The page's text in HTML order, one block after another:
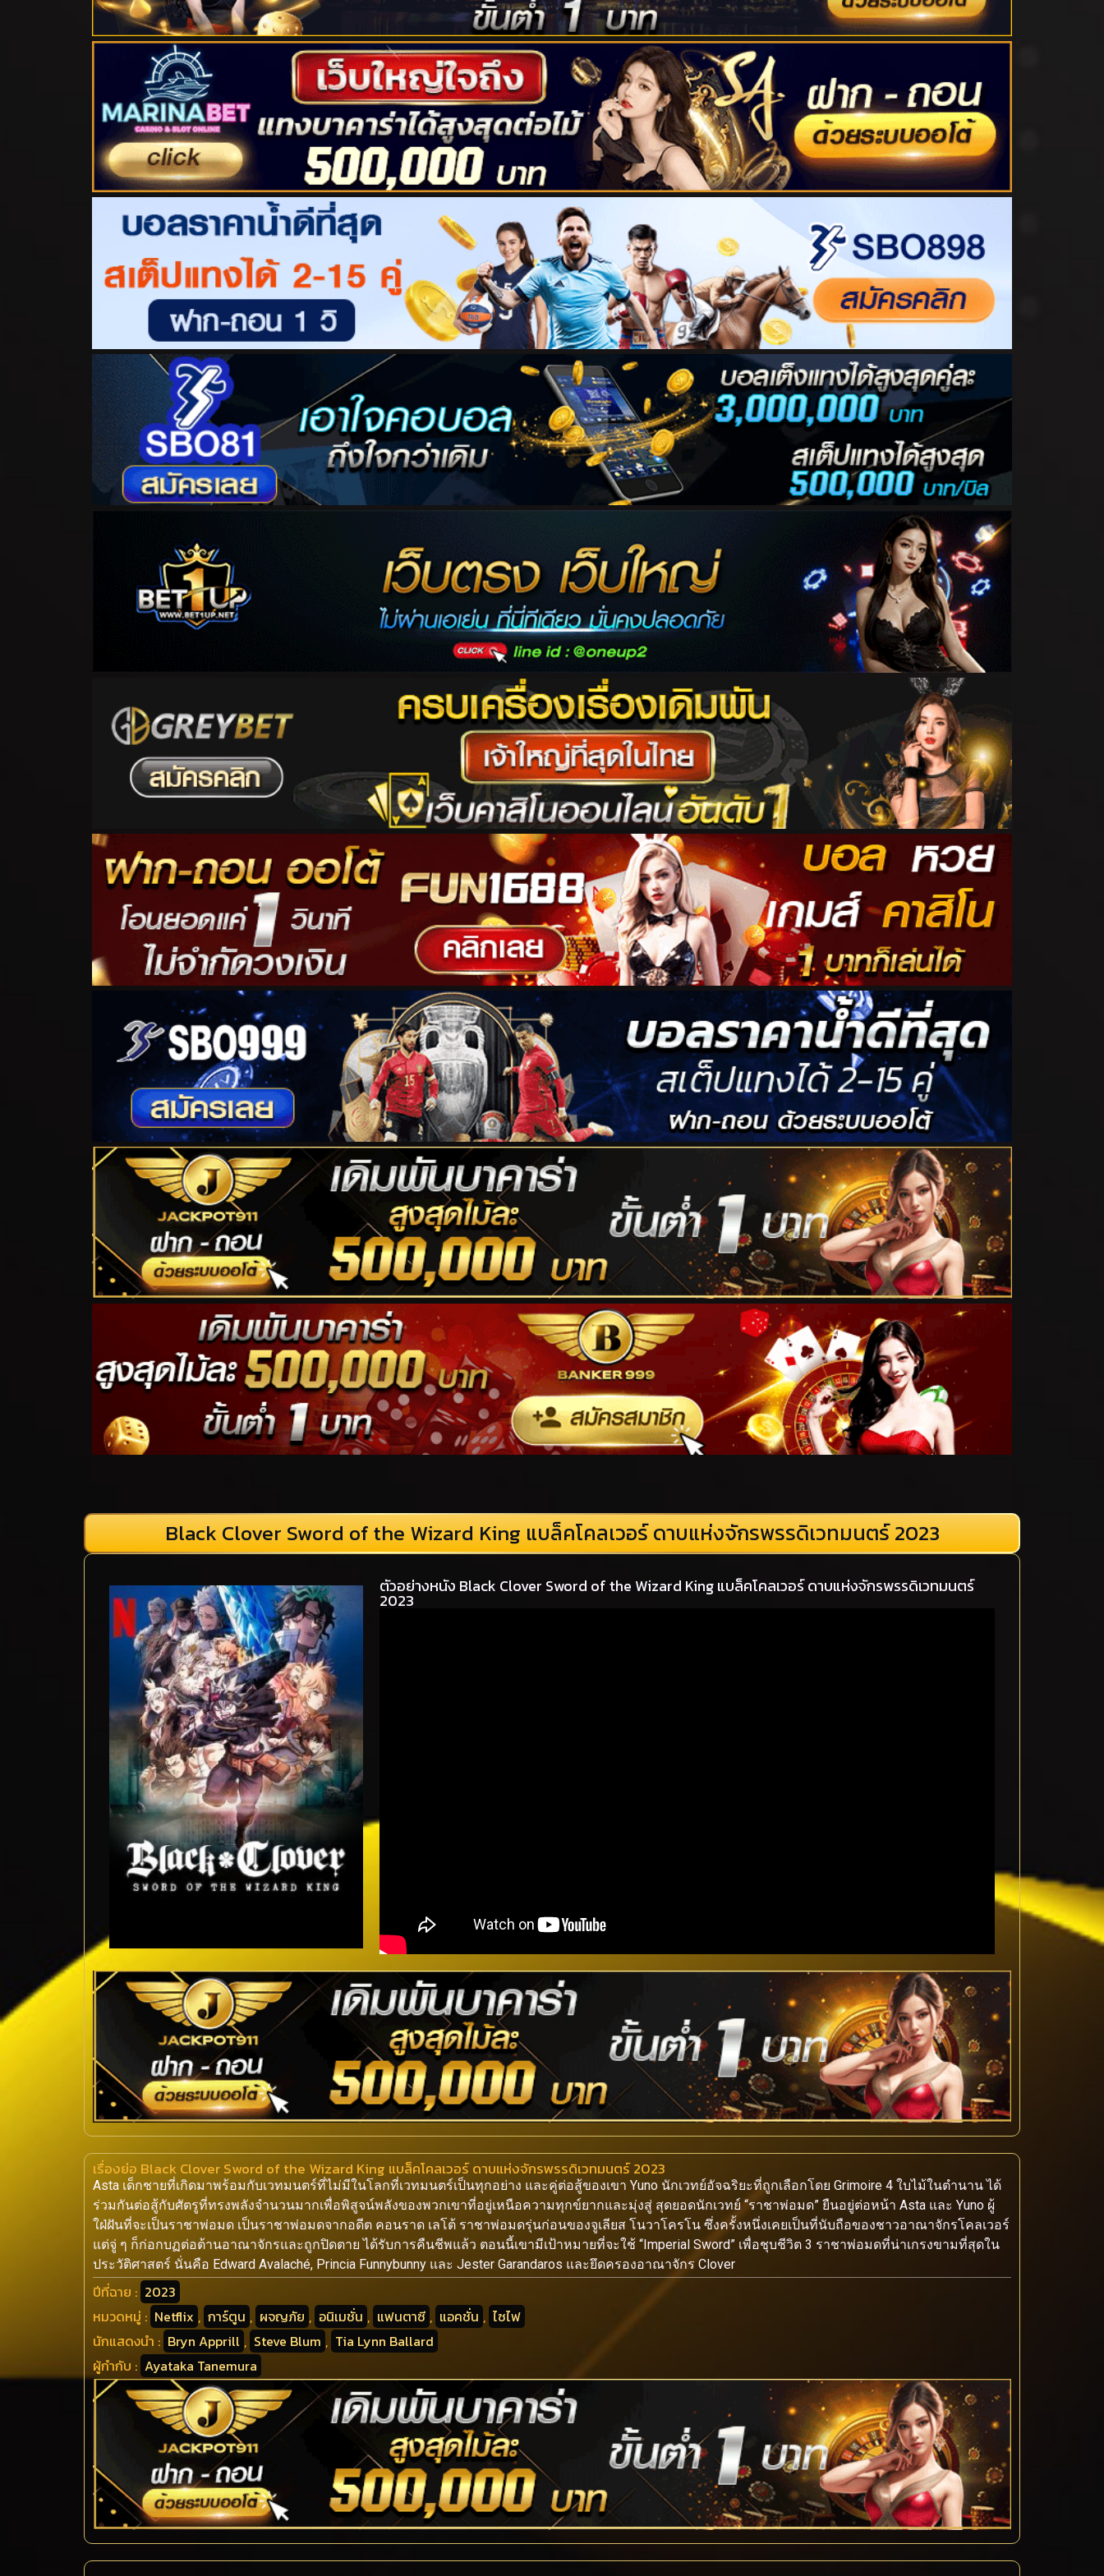
Black Clover Sword of the Wizard King แบล็คโคลเวอร์ ดาบแห่งจักรพรรดิเวทมนตร์ 2023
ตัวอย่างหนัง Black Clover Sword of the Wizard King แบล็คโคลเวอร์ ดาบแห่งจักรพรรดิเวทมนตร์
2023
เรื่องย่อ Black Clover Sword of the Wizard King แบล็คโคลเวอร์ ดาบแห่งจักรพรรดิเวทมนตร์ 2023
Asta เด็กชายที่เกิดมาพร้อมกับเวทมนตร์ที่ไม่มีในโลกที่เวทมนตร์เป็นทุกอย่าง และคู่ต่อสู้ของเขา Yuno นักเวทย์อัจฉริยะที่ถูกเลือกโดย Grimoire 4 ใบไม้ในตำนาน ได้
ร่วมกันต่อสู้กับศัตรูที่ทรงพลังจำนวนมากเพื่อพิสูจน์พลังของพวกเขาที่อยู่เหนือความทุกข์ยากและมุ่งสู่ สุดยอดนักเวทย์ “ราชาพ่อมด” ยืนอยู่ต่อหน้า Asta และ Yuno ผู้
ใฝ่ฝันที่จะเป็นราชาพ่อมด เป็นราชาพ่อมดจากอดีต คอนราด เลโต้ ราชาพ่อมดรุ่นก่อนของจูเลียส โนวาโครโน ซึ่งครั้งหนึ่งเคยเป็นที่นับถือของชาวอาณาจักรโคลเวอร์
แต่จู่ ๆ ก็ก่อกบฏต่อต้านอาณาจักรและถูกปิดตาย ได้รับการคืนชีพแล้ว ตอนนี้เขามีเป้าหมายที่จะใช้ “Imperial Sword” เพื่อชุบชีวิต 3 ราชาพ่อมดที่น่าเกรงขามที่สุดใน
ประวัติศาสตร์ นั่นคือ Edward Avalaché, Princia Funnybunny และ Jester Garandaros และยึดครองอาณาจักร Clover
ปีที่ฉาย : 2023
หมวดหมู่ : Netflix , การ์ตูน , ผจญภัย , อนิเมชั่น , แฟนตาซี , แอคชั่น , ไซไฟ
นักแสดงนำ : Bryn Apprill , Steve Blum , Tia Lynn Ballard
ผู้กำกับ : Ayataka Tanemura